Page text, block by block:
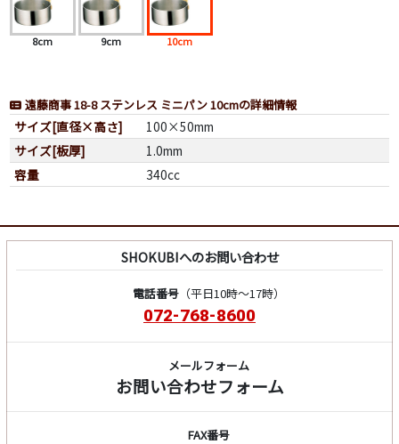
8cm 9cm 10cm
遠藤商事 18-8 ステンレス ミニパン 10cmの詳細情報
サイズ[直径×高さ]
100×50mm
サイズ[板厚]
1.0mm
容量
340cc
SHOKUBIへのお問い合わせ
電話番号（平日10時～17時）
072-768-8600
メールフォーム
お問い合わせフォーム
FAX番号